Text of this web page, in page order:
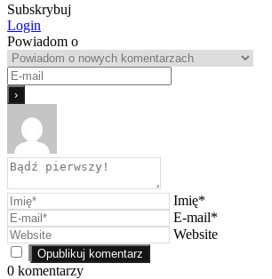
Subskrybuj
Login
Powiadom o
Imię*
E-mail*
Website
0 komentarzy